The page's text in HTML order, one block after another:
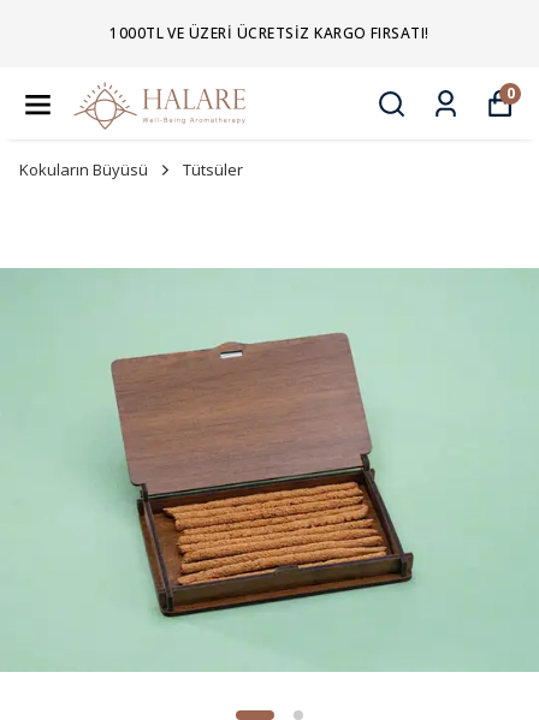
1000TL VE ÜZERI ÜCRETSIZ KARGO FIRSATI!
0
Kokuların Büyüsü Tütsüler